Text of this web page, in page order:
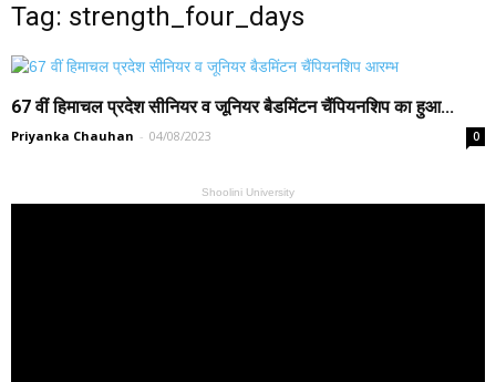
Tag: strength_four_days
67 वीं हिमाचल प्रदेश सीनियर व जूनियर बैडमिंटन चैंपियनशिप का हुआ...
Priyanka Chauhan - 04/08/2023 0
Shoolini University